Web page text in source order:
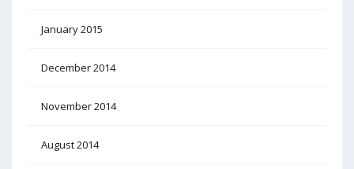
January 2015
December 2014
November 2014
August 2014